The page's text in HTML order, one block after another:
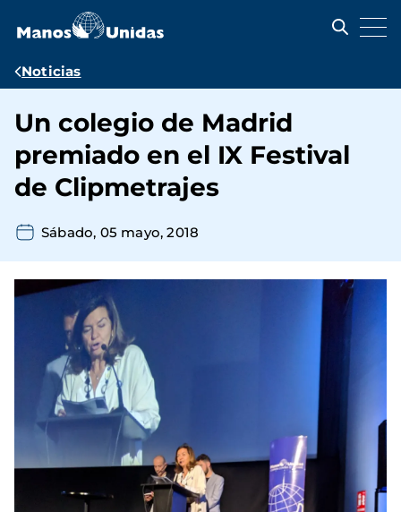
contenido
Ruta
navegación
Noticias
Un colegio de Madrid
premiado en el IX Festival
de Clipmetrajes
Sábado, 05 mayo, 2018